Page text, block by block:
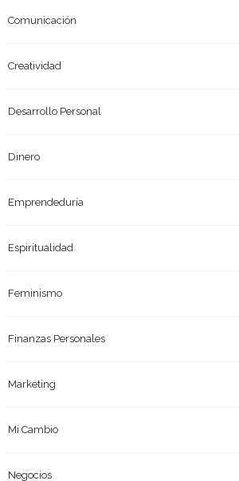
Comunicación
Creatividad
Desarrollo Personal
Dinero
Emprendeduría
Espiritualidad
Feminismo
Finanzas Personales
Marketing
Mi Cambio
Negocios